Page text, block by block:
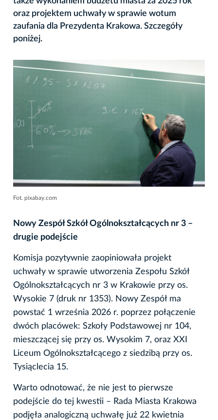
oraz projektem uchwały w sprawie wotum
zaufania dla Prezydenta Krakowa. Szczegóły
poniżej.
Fot. pixabay.com
Nowy Zespół Szkół Ogólnokształcących nr 3 –
drugie podejście
Komisja pozytywnie zaopiniowała projekt
uchwały w sprawie utworzenia Zespołu Szkół
Ogólnokształcących nr 3 w Krakowie przy os.
Wysokie 7 (druk nr 1353). Nowy Zespół ma
powstać 1 września 2026 r. poprzez połączenie
dwóch placówek: Szkoły Podstawowej nr 104,
mieszczącej się przy os. Wysokim 7, oraz XXI
Liceum Ogólnokształcącego z siedzibą przy os.
Tysiąclecia 15.
Warto odnotować, że nie jest to pierwsze
podejście do tej kwestii – Rada Miasta Krakowa
podjęła analogiczną uchwałę już 22 kwietnia